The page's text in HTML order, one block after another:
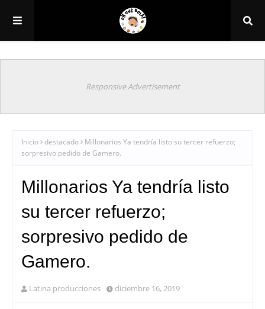
Responsive Advertisement
Inicio destacado
Millonarios Ya tendría listo su tercer refuerzo;
sorpresivo pedido de Gamero.
Millonarios Ya tendría listo
su tercer refuerzo;
sorpresivo pedido de
Gamero.
Latina producciones diciembre 16, 2019